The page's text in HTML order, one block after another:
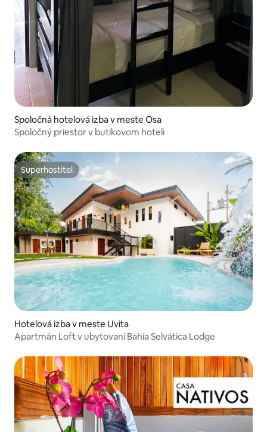
Spoločná hotelová izba v meste Osa
Spoločný priestor v butikovom hoteli
Superhostiteľ
Superhostiteľ
Hotelová izba v meste Uvita
Apartmán Loft v ubytovaní Bahía Selvática Lodge